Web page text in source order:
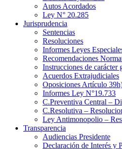
Autos Acordados
Ley N° 20.285
Jurisprudencia
Sentencias
Resoluciones
Informes Leyes
Recomendaciones
Instrucciones de carácter
Acuerdos Extrajudiciales
Oposiciones Artículo
Informes Ley N°19.733
C.Preventiva Central –
C.Resolutiva –
Ley Antimonopolio –
Transparencia
Audiencias Presidente
Declaración de Interés y